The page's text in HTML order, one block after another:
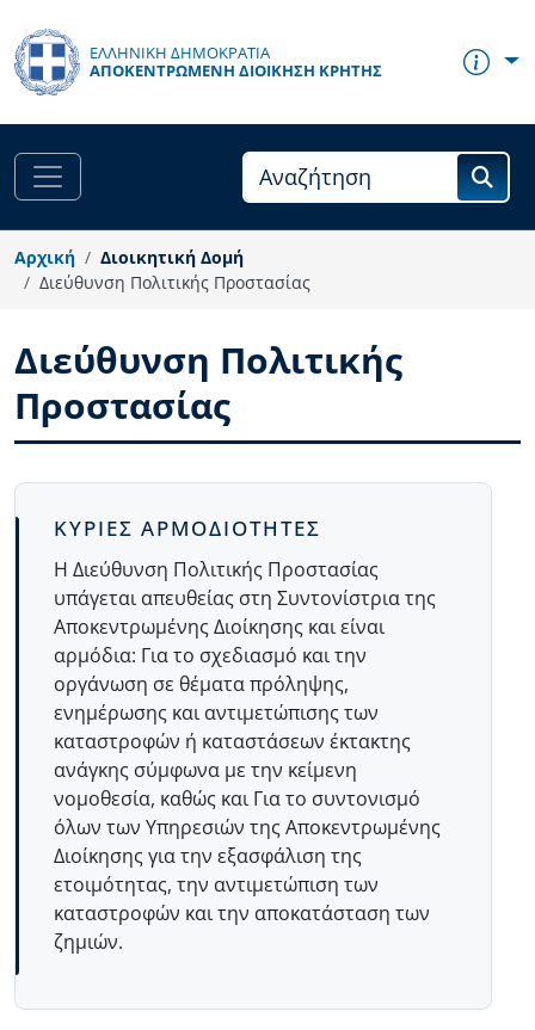
ΕΛΛΗΝΙΚΗ ΔΗΜΟΚΡΑΤΙΑ
ΑΠΟΚΕΝΤΡΩΜΈΝΗ ΔΙΟΊΚΗΣΗ ΚΡΉΤΗΣ
Αρχική
Διοικητική Δομή
Διεύθυνση Πολιτικής Προστασίας
Διεύθυνση Πολιτικής
Προστασίας
Body
ΚΥΡΙΕΣ ΑΡΜΟΔΙΟΤΗΤΕΣ
Η Διεύθυνση Πολιτικής Προστασίας
υπάγεται απευθείας στη Συντονίστρια της
Αποκεντρωμένης Διοίκησης και είναι
αρμόδια: Για το σχεδιασμό και την
οργάνωση σε θέματα πρόληψης,
ενημέρωσης και αντιμετώπισης των
καταστροφών ή καταστάσεων έκτακτης
ανάγκης σύμφωνα με την κείμενη
νομοθεσία, καθώς και Για το συντονισμό
όλων των Υπηρεσιών της Αποκεντρωμένης
Διοίκησης για την εξασφάλιση της
ετοιμότητας, την αντιμετώπιση των
καταστροφών και την αποκατάσταση των
ζημιών.